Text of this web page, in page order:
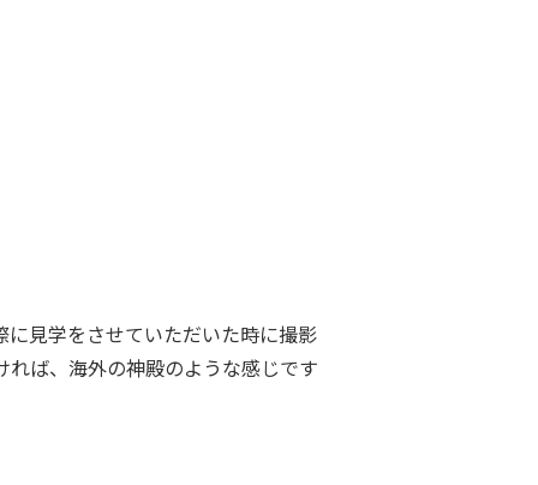
見学をさせていただいた時に撮影
ば、海外の神殿のような感じです